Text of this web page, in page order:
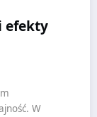
efekty
W